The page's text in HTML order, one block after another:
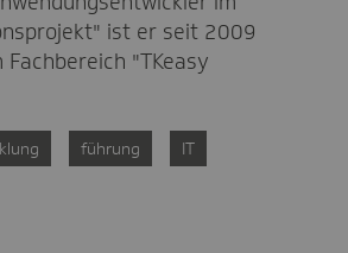
ist er seit 2009
"TKeasy
führung IT